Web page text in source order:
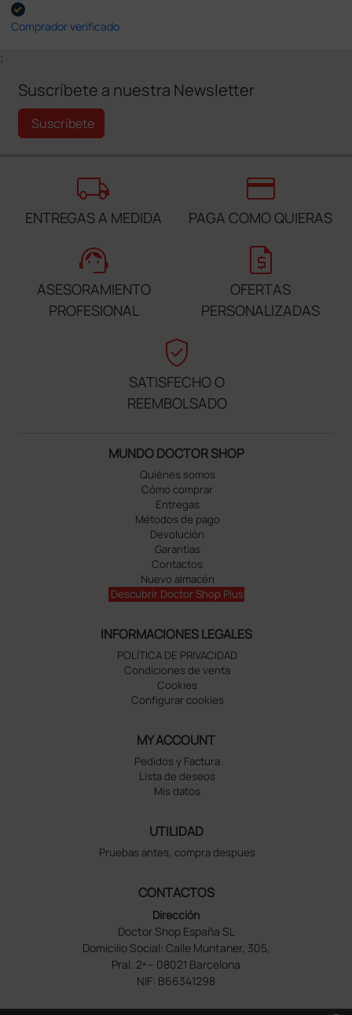
Comprador verificado
;
Suscríbete a nuestra Newsletter
Suscríbete
local_shipping
ENTREGAS A MEDIDA
credit_card
PAGA COMO QUIERAS
support_agent
ASESORAMIENTO
PROFESIONAL
request_quote
OFERTAS
PERSONALIZADAS
verified_user
SATISFECHO O
REEMBOLSADO
MUNDO DOCTOR SHOP
Quiénes somos
Cómo comprar
Entregas
Métodos de pago
Devolución
Garantías
Contactos
Nuevo almacén
Descubrir Doctor Shop Plus
INFORMACIONES LEGALES
POLÍTICA DE PRIVACIDAD
Condiciones de venta
Cookies
Configurar cookies
MY ACCOUNT
Pedidos y Factura
Lista de deseos
Mis datos
UTILIDAD
Pruebas antes, compra despues
CONTACTOS
Dirección
Doctor Shop España SL
Domicilio Social: Calle Muntaner, 305,
Pral. 2ª – 08021 Barcelona
NIF: B66341298